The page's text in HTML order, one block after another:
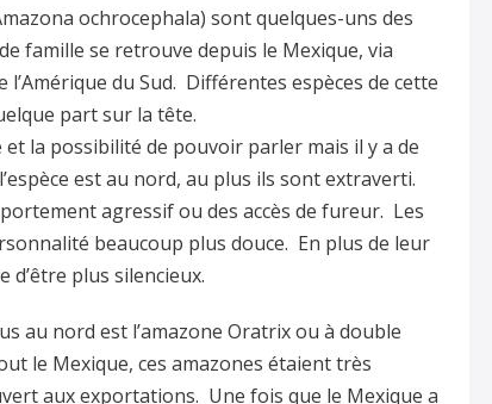
ochrocephala) sont quelques-uns des
famille se retrouve depuis le Mexique, via
du Sud. Différentes espèces de cette
part sur la tête.
la possibilité de pouvoir parler mais il y a de
est au nord, au plus ils sont extraverti.
agressif ou des accès de fureur. Les
beaucoup plus douce. En plus de leur
plus silencieux.
au nord est l’amazone Oratrix ou à double
le Mexique, ces amazones étaient très
aux exportations. Une fois que le Mexique a